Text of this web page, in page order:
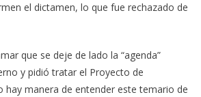
el dictamen, lo que fue rechazado de
que se deje de lado la “agenda”
y pidió tratar el Proyecto de
hay manera de entender este temario de